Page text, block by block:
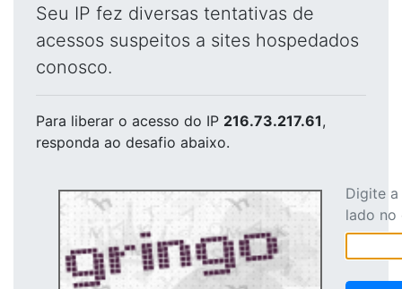
Seu IP fez diversas tentativas de
acessos suspeitos a sites hospedados
conosco.
Para liberar o acesso do IP 216.73.217.61,
responda ao desafio abaixo.
Digite
lado no